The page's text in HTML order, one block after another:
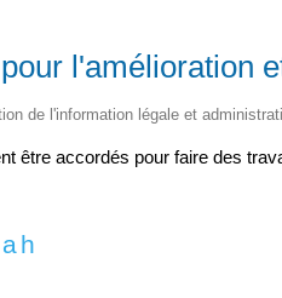
l'amélioration
de l'information légale et
être accordés pour faire des